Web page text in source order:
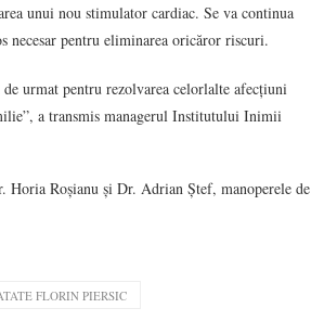
unui nou stimulator cardiac. Se va continua
necesar pentru eliminarea oricăror riscuri.
urmat pentru rezolvarea celorlalte afecțiuni
a transmis managerul Institutului Inimii
Horia Roșianu și Dr. Adrian Ștef, manoperele de
FLORIN PIERSIC